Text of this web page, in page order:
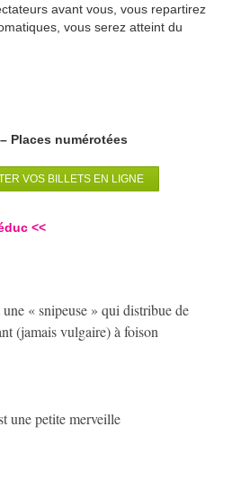
avant vous, vous repartirez
vous serez atteint du
Places numérotées
VOS BILLETS EN LIGNE
<<
« snipeuse » qui distribue de
(jamais vulgaire) à foison
une petite merveille